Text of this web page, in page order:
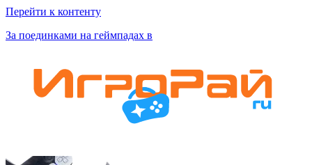
Перейти к контенту
За поединками на геймпадах в